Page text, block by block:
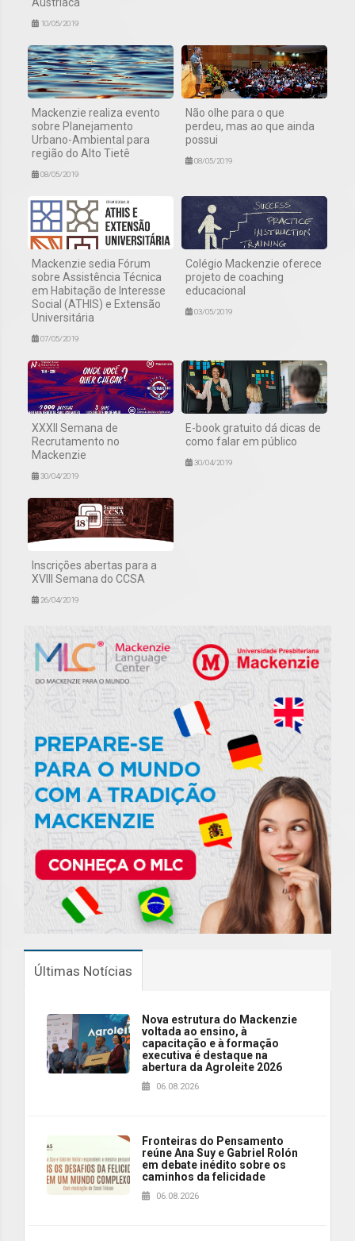
Austríaca
10/05/2019
Mackenzie realiza evento
sobre Planejamento
Urbano-Ambiental para
região do Alto Tietê
08/05/2019
Não olhe para o que
perdeu, mas ao que ainda
possui
08/05/2019
Mackenzie sedia Fórum
sobre Assistência Técnica
em Habitação de Interesse
Social (ATHIS) e Extensão
Universitária
07/05/2019
Colégio Mackenzie oferece
projeto de coaching
educacional
03/05/2019
XXXII Semana de
Recrutamento no
Mackenzie
30/04/2019
E-book gratuito dá dicas de
como falar em público
30/04/2019
Inscrições abertas para a
XVIII Semana do CCSA
26/04/2019
Últimas Notícias
Nova estrutura do Mackenzie
voltada ao ensino, à
capacitação e à formação
executiva é destaque na
abertura da Agroleite 2026
06.08.2026
Fronteiras do Pensamento
reúne Ana Suy e Gabriel Rolón
em debate inédito sobre os
caminhos da felicidade
06.08.2026